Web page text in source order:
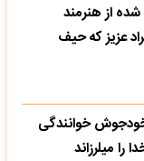
از هنرمند
عزیز که حیف
خوانندگی
را میلرزاند